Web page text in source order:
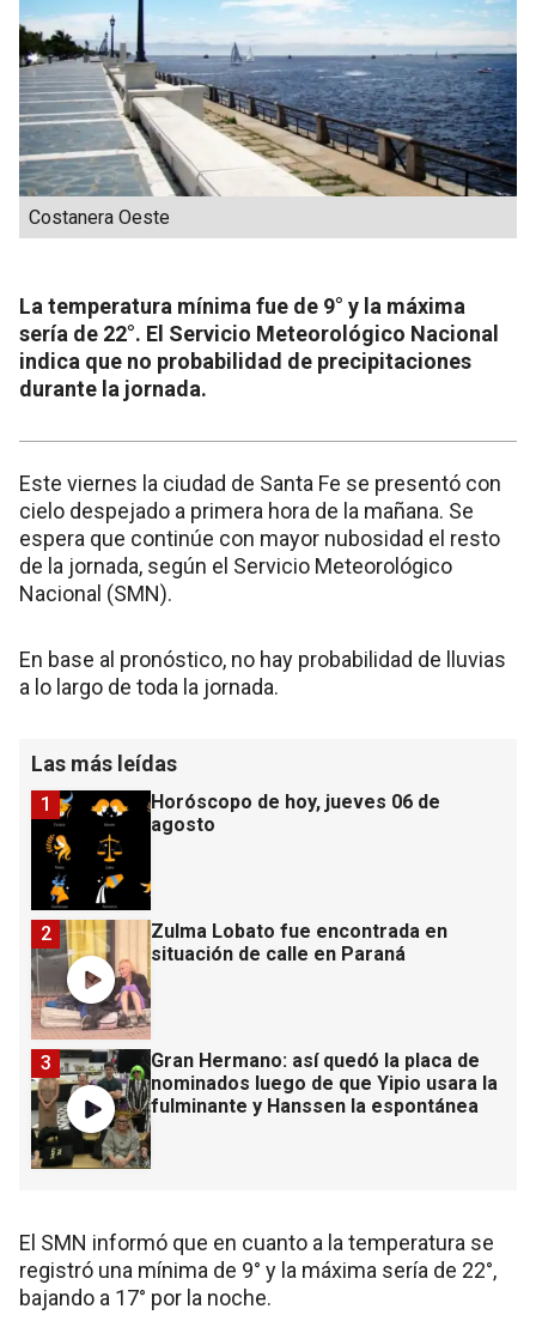
Costanera Oeste
La temperatura mínima fue de 9° y la máxima
sería de 22°. El Servicio Meteorológico Nacional
indica que no probabilidad de precipitaciones
durante la jornada.
Este viernes la ciudad de Santa Fe se presentó con
cielo despejado a primera hora de la mañana. Se
espera que continúe con mayor nubosidad el resto
de la jornada, según el Servicio Meteorológico
Nacional (SMN).
En base al pronóstico, no hay probabilidad de lluvias
a lo largo de toda la jornada.
Las más leídas
Horóscopo de hoy, jueves 06 de
agosto
1
Zulma Lobato fue encontrada en
situación de calle en Paraná
2
Gran Hermano: así quedó la placa de
nominados luego de que Yipio usara la
fulminante y Hanssen la espontánea
3
El SMN informó que en cuanto a la temperatura se
registró una mínima de 9° y la máxima sería de 22°,
bajando a 17° por la noche.